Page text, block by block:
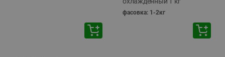
фасовка: 1-2кг